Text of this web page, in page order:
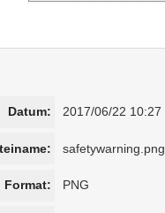
Datum: 2017/06/22 10:27
safetywarning.png
Format: PNG